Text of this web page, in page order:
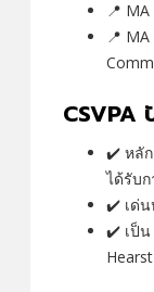
📍
📍
CSVPA
✔️ หลัก
ได้รับ
✔️ เด่น
✔️ เป็น